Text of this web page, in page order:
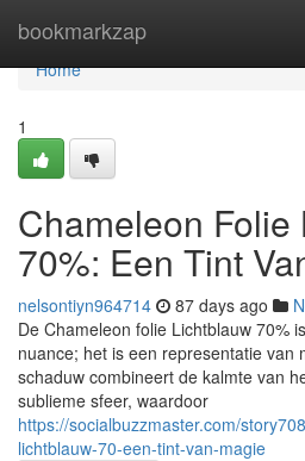
bookmarkzap
Home
Home
1
Chameleon Folie
70%: Een Tint
nelsontiyn964714 87 days ago
De Chameleon folie Lichtblauw 70%
nuance; het is een representatie van
schaduw combineert de kalmte van
sublieme sfeer, waardoor
https://socialbuzzmaster.com/
lichtblauw-70-een-tint-van-magie